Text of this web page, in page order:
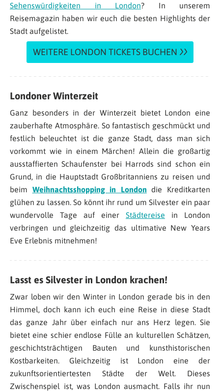
Sehenswürdigkeiten in London? In unserem
Reisemagazin haben wir euch die besten Highlights der
Stadt aufgelistet.
WEITERE LONDON TICKETS BUCHEN
Londoner Winterzeit
Ganz besonders in der Winterzeit bietet London eine
zauberhafte Atmosphäre. So fantastisch geschmückt und
festlich beleuchtet ist die ganze Stadt, dass man sich
vorkommt wie in einem Märchen! Allein die großartig
ausstaffierten Schaufenster bei Harrods sind schon ein
Grund, in die Hauptstadt Großbritanniens zu reisen und
beim Weihnachtsshopping in London die Kreditkarten
glühen zu lassen. So könnt ihr rund um Silvester ein paar
wundervolle Tage auf einer Städtereise in London
verbringen und gleichzeitig das ultimative New Years
Eve Erlebnis mitnehmen!
Lasst es Silvester in London krachen!
Zwar loben wir den Winter in London gerade bis in den
Himmel, doch kann ich euch eine Reise in diese Stadt
das ganze Jahr über einfach nur ans Herz legen. Sie
bietet eine schier endlose Fülle an kulturellen Schätzen,
geschichtsträchtigen Bauten und kunsthistorischen
Kostbarkeiten. Gleichzeitig ist London eine der
zukunftsorientiertesten Städte der Welt. Dieses
Zwischenspiel ist, was London ausmacht. Falls ihr nun